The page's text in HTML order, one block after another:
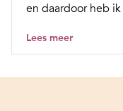
en daardoor heb
Lees meer